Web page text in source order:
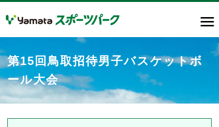
第15回鳥取招待男子バスケットボ
ール大会